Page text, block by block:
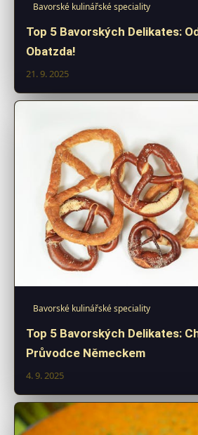
Bavorské kulinářské speciality
Top 5 Bavorských Delikates:
Obatzda!
21. 9. 2025
Bavorské kulinářské speciality
Top 5 Bavorských Delikates:
Průvodce Německem
4. 9. 2025